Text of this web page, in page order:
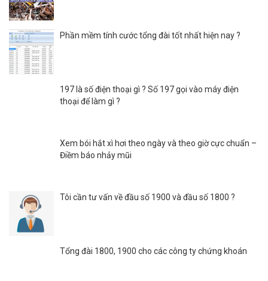
Phần mềm tính cước tổng đài tốt nhất hiện nay ?
197 là số điện thoại gì ? Số 197 gọi vào máy điện
thoại để làm gì ?
Xem bói hắt xì hơi theo ngày và theo giờ cực chuẩn –
Điềm báo nhảy mũi
Tôi cần tư vấn về đầu số 1900 và đầu số 1800 ?
Tổng đài 1800, 1900 cho các công ty chứng khoán